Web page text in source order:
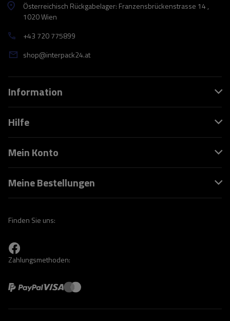
Österreichisch Rückgabelager: Franzensbrückenstrasse 14 ,
1020 Wien
+43 720 775899
shop@interpack24.at
Information
Hilfe
Mein Konto
Meine Bestellungen
Finden Sie uns:
Zahlungsmethoden: